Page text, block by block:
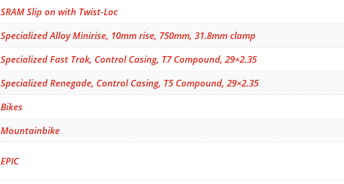
SRAM Slip on with Twist-Loc
Specialized Alloy Minirise, 10mm rise, 750mm, 31.8mm clamp
Specialized Fast Trak, Control Casing, T7 Compound, 29×2.35
Specialized Renegade, Control Casing, T5 Compound, 29×2.35
Bikes
Mountainbike
EPIC